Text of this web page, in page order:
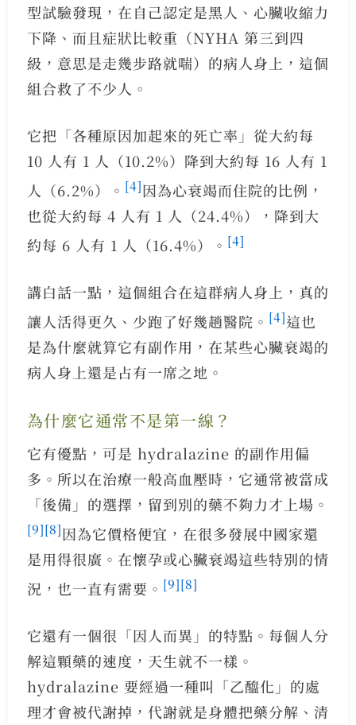
型試驗發現，在自己認定是黑人、心臟收縮力
下降、而且症狀比較重（NYHA 第三到四
級，意思是走幾步路就喘）的病人身上，這個
組合救了不少人。
它把「各種原因加起來的死亡率」從大約每
10 人有 1 人（10.2%）降到大約每 16 人有 1
人（6.2%）。 [4]因為心衰竭而住院的比例，
也從大約每 4 人有 1 人（24.4%），降到大
約每 6 人有 1 人（16.4%）。 [4]
講白話一點，這個組合在這群病人身上，真的
讓人活得更久、少跑了好幾趟醫院。 [4]這也
是為什麼就算它有副作用，在某些心臟衰竭的
病人身上還是占有一席之地。
為什麼它通常不是第一線？
它有優點，可是 hydralazine 的副作用偏
多。所以在治療一般高血壓時，它通常被當成
「後備」的選擇，留到別的藥不夠力才上場。
[9][8]因為它價格便宜，在很多發展中國家還
是用得很廣。在懷孕或心臟衰竭這些特別的情
況，也一直有需要。 [9][8]
它還有一個很「因人而異」的特點。每個人分
解這顆藥的速度，天生就不一樣。
hydralazine 要經過一種叫「乙醯化」的處
理才會被代謝掉，代謝就是身體把藥分解、清